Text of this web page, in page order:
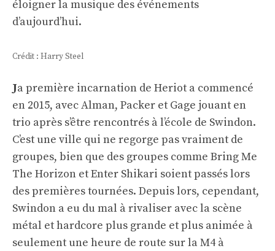
éloigner la musique des événements
d’aujourd’hui.
Crédit : Harry Steel
Ja première incarnation de Heriot a commencé
en 2015, avec Alman, Packer et Gage jouant en
trio après s’être rencontrés à l’école de Swindon.
C’est une ville qui ne regorge pas vraiment de
groupes, bien que des groupes comme Bring Me
The Horizon et Enter Shikari soient passés lors
des premières tournées. Depuis lors, cependant,
Swindon a eu du mal à rivaliser avec la scène
métal et hardcore plus grande et plus animée à
seulement une heure de route sur la M4 à